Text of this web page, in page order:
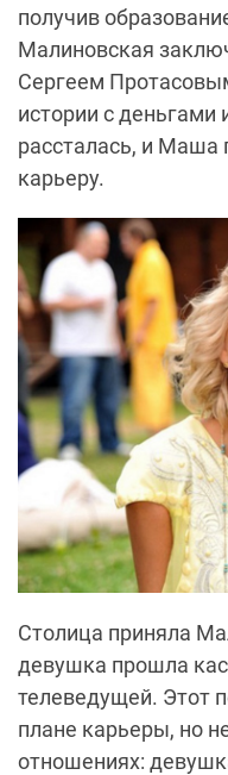
получив
Малиновская
Сергеем
истории с деньгами
рассталась, и Маша
карьеру.
Столица приняла
девушка прошла
телеведущей. Этот
плане карьеры, но
отношениях: